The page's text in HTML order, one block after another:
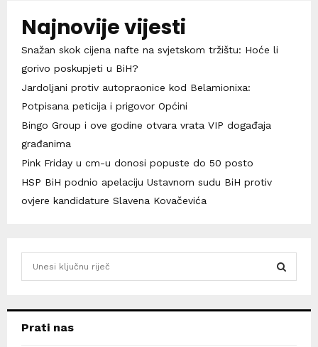
Najnovije vijesti
Snažan skok cijena nafte na svjetskom tržištu: Hoće li
gorivo poskupjeti u BiH?
Jardoljani protiv autopraonice kod Belamionixa:
Potpisana peticija i prigovor Općini
Bingo Group i ove godine otvara vrata VIP događaja
građanima
Pink Friday u cm-u donosi popuste do 50 posto
HSP BiH podnio apelaciju Ustavnom sudu BiH protiv
ovjere kandidature Slavena Kovačevića
hPrati nas